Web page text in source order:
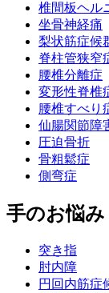
椎間板ヘル
坐骨神経痛
梨状筋症候
脊柱管狭窄
腰椎分離症
変形性脊椎
腰椎すべり
仙腸関節障
圧迫骨折
骨粗鬆症
側弯症
手のお悩み
突き指
肘内障
円回内筋症